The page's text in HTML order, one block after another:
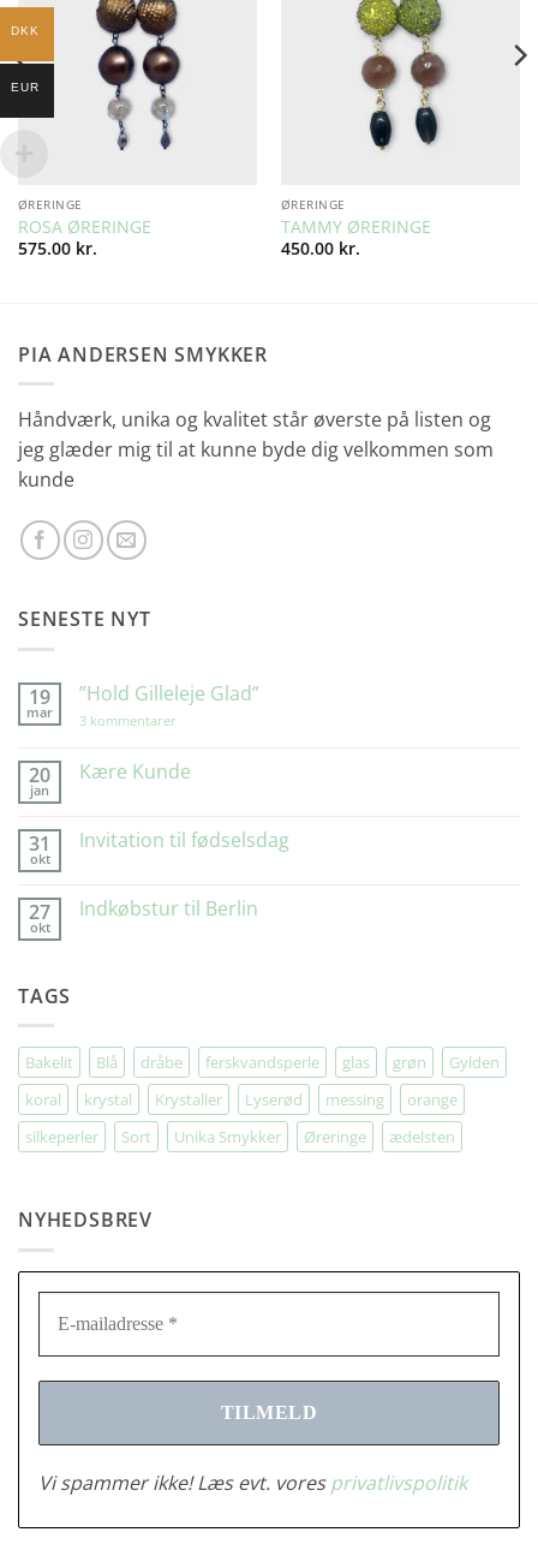
ØRERINGE
ROSA ØRERINGE
575.00 kr.
ØRERINGE
TAMMY ØRERINGE
450.00 kr.
PIA ANDERSEN SMYKKER
Håndværk, unika og kvalitet står øverste på listen og
jeg glæder mig til at kunne byde dig velkommen som
kunde
SENESTE NYT
19
mar
”Hold Gilleleje Glad”
3 kommentarer
Glad”
20
jan
Kære Kunde
Kære
31
okt
Invitation til fødselsdag
Invitation
27
okt
Indkøbstur til Berlin
TAGS
Bakelit Blå dråbe ferskvandsperle glas grøn
Gylden
koral
krystal Krystaller Lyserød messing
orange
silkeperler
Sort Unika Smykker Øreringe ædelsten
NYHEDSBREV
Vi spammer ikke! Læs evt. voresprivatlivspolitik
DKK
EUR